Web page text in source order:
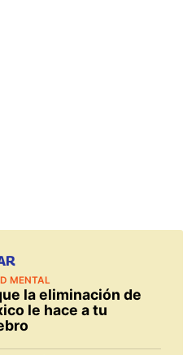
MENTAL
la eliminación de
le hace a tu